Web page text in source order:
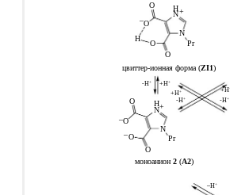
O H+
N
–O
N
H O
Pr
O
цвиттер-ионная форма (ZI1)
-H+ +H+
+H
+H+
O -H+ -H+
H+
N
–O
N
–O
Pr
O
моноанион2 (A2)
–H+